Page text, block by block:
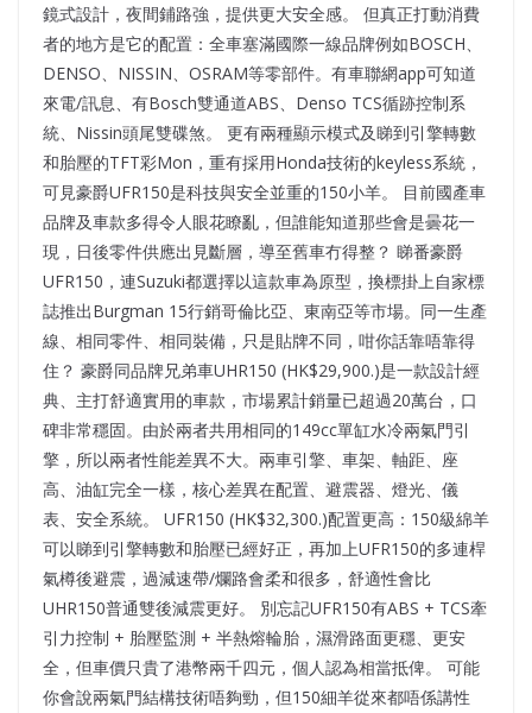
鏡式設計，夜間鋪路強，提供更大安全感。 但真正打動消費
者的地方是它的配置：全車塞滿國際一線品牌例如BOSCH、
DENSO、NISSIN、OSRAM等零部件。有車聯網app可知道
來電/訊息、有Bosch雙通道ABS、Denso TCS循跡控制系
統、Nissin頭尾雙碟煞。 更有兩種顯示模式及睇到引擎轉數
和胎壓的TFT彩Mon，重有採用Honda技術的keyless系統，
可見豪爵UFR150是科技與安全並重的150小羊。 目前國產車
品牌及車款多得令人眼花瞭亂，但誰能知道那些會是曇花一
現，日後零件供應出見斷層，導至舊車冇得整？ 睇番豪爵
UFR150，連Suzuki都選擇以這款車為原型，換標掛上自家標
誌推出Burgman 15行銷哥倫比亞、東南亞等市場。同一生產
線、相同零件、相同裝備，只是貼牌不同，咁你話靠唔靠得
住？ 豪爵同品牌兄弟車UHR150 (HK$29,900.)是一款設計經
典、主打舒適實用的車款，市場累計銷量已超過20萬台，口
碑非常穩固。由於兩者共用相同的149cc單缸水冷兩氣門引
擎，所以兩者性能差異不大。兩車引擎、車架、軸距、座
高、油缸完全一樣，核心差異在配置、避震器、燈光、儀
表、安全系統。 UFR150 (HK$32,300.)配置更高：150級綿羊
可以睇到引擎轉數和胎壓已經好正，再加上UFR150的多連桿
氣樽後避震，過減速帶/爛路會柔和很多，舒適性會比
UHR150普通雙後減震更好。 別忘記UFR150有ABS + TCS牽
引力控制 + 胎壓監測 + 半熱熔輪胎，濕滑路面更穩、更安
全，但車價只貴了港幣兩千四元，個人認為相當抵俾。 可能
你會說兩氣門結構技術唔夠勁，但150細羊從來都唔係講性